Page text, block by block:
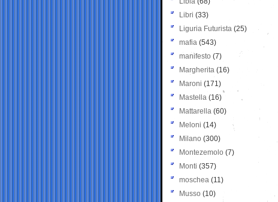
Libri (33)
Liguria Futurista (25)
mafia (543)
manifesto (7)
Margherita (16)
Maroni (171)
Mastella (16)
Mattarella (60)
Meloni (14)
Milano (300)
Montezemolo (7)
Monti (357)
moschea (11)
Musso (10)